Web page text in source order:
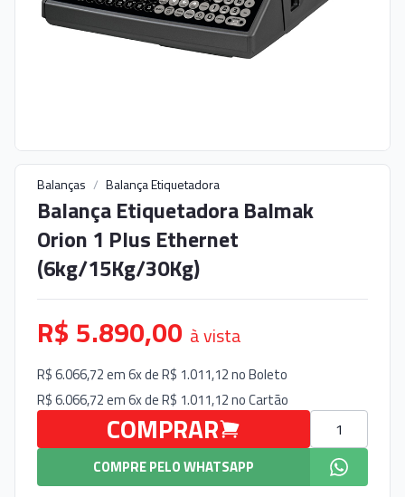
Balanças / Balança Etiquetadora
Balança Etiquetadora Balmak
Orion 1 Plus Ethernet
(6kg/15Kg/30Kg)
R$ 5.890,00 à vista
R$ 6.066,72 em 6x de R$ 1.011,12 noBoleto
R$ 6.066,72 em 6x de R$ 1.011,12 noCartão
COMPRAR
Quantidade
COMPRE PELO WHATSAPP